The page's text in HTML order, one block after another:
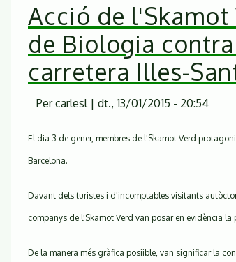
el
Acció de
de Biologia
carretera Illes-
Percarlesl | dt., 13/01/2015 - 20:54
El dia 3 de gener, membres de l'Skamot Verd
Barcelona.
Davant dels turistes i d'incomptables visitants
companys de l'Skamot Verd van posar en evidència
De la manera més gràfica posiible, van significar la